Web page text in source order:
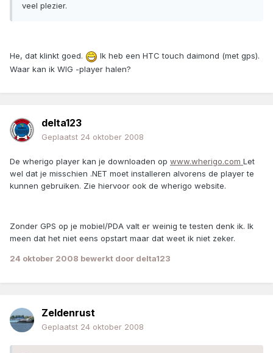
veel plezier.
He, dat klinkt goed.
Ik heb een HTC touch daimond (met gps).
Waar kan ik WIG -player halen?
delta123
Geplaatst 24 oktober 2008
De wherigo player kan je downloaden op www.wherigo.com Let
wel dat je misschien .NET moet installeren alvorens de player te
kunnen gebruiken. Zie hiervoor ook de wherigo website.
Zonder GPS op je mobiel/PDA valt er weinig te testen denk ik. Ik
meen dat het niet eens opstart maar dat weet ik niet zeker.
24 oktober 2008 bewerkt door delta123
Zeldenrust
Geplaatst 24 oktober 2008